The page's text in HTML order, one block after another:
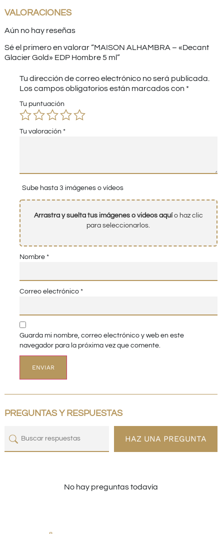
VALORACIONES
Aún no hay reseñas
Sé el primero en valorar “MAISON ALHAMBRA – «Decant
Glacier Gold» EDP Hombre 5 ml”
Tu dirección de correo electrónico no será publicada.
Los campos obligatorios están marcados con *
Tu puntuación
Tu valoración *
Sube hasta 3 imágenes o vídeos
Arrastra y suelta tus imágenes o videos aquío haz clic
para seleccionarlos.
Nombre *
Correo electrónico *
Guarda mi nombre, correo electrónico y web en este
navegador para la próxima vez que comente.
PREGUNTAS Y RESPUESTAS
HAZ UNA PREGUNTA
No hay preguntas todavía